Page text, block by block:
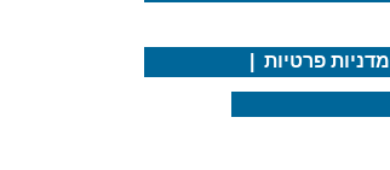
מדניות פרטיות